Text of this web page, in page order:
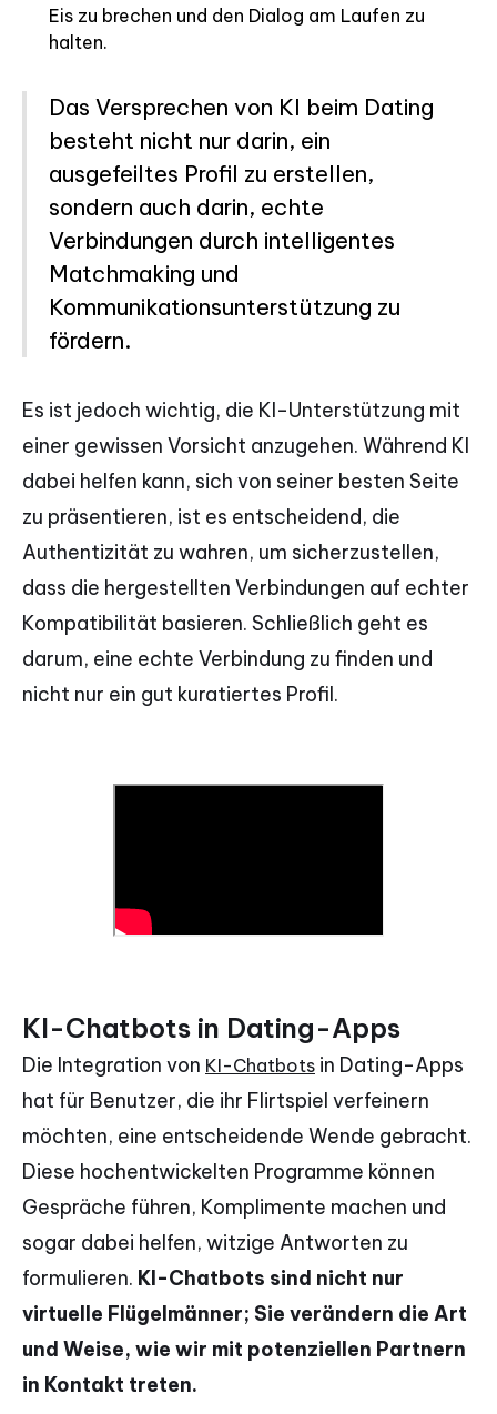
Eis zu brechen und den Dialog am Laufen zu
halten.
Das Versprechen von KI beim Dating
besteht nicht nur darin, ein
ausgefeiltes Profil zu erstellen,
sondern auch darin, echte
Verbindungen durch intelligentes
Matchmaking und
Kommunikationsunterstützung zu
fördern.
Es ist jedoch wichtig, die KI-Unterstützung mit
einer gewissen Vorsicht anzugehen. Während KI
dabei helfen kann, sich von seiner besten Seite
zu präsentieren, ist es entscheidend, die
Authentizität zu wahren, um sicherzustellen,
dass die hergestellten Verbindungen auf echter
Kompatibilität basieren. Schließlich geht es
darum, eine echte Verbindung zu finden und
nicht nur ein gut kuratiertes Profil.
KI-Chatbots in Dating-Apps
Die Integration von KI-Chatbots in Dating-Apps
hat für Benutzer, die ihr Flirtspiel verfeinern
möchten, eine entscheidende Wende gebracht.
Diese hochentwickelten Programme können
Gespräche führen, Komplimente machen und
sogar dabei helfen, witzige Antworten zu
formulieren. KI-Chatbots sind nicht nur
virtuelle Flügelmänner; Sie verändern die Art
und Weise, wie wir mit potenziellen Partnern
in Kontakt treten.